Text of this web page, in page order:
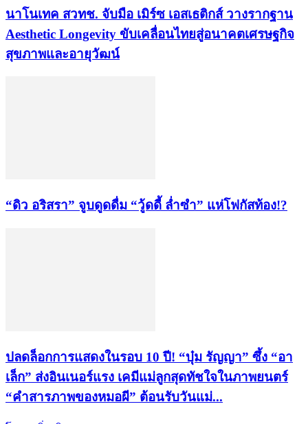
นาโนเทค สวทช. จับมือ เมิร์ซ เอสเธติกส์ วางรากฐาน
Aesthetic Longevity ขับเคลื่อนไทยสู่อนาคตเศรษฐกิจ
สุขภาพและอายุวัฒน์
“ดิว อริสรา” จูบดูดดื่ม “วู้ดดี้ ล่ำซำ” แห่โฟกัสท้อง!?
ปลดล็อกการแสดงในรอบ 10 ปี! “บุ๋ม รัญญา” ซึ้ง “อา
เล็ก” ส่งอินเนอร์แรง เคมีแม่ลูกสุดทัชใจในภาพยนตร์
“คำสารภาพของหมอผี” ต้อนรับวันแม่...